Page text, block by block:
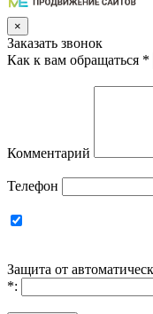
×
Заказать звонок
Как к вам обращаться *
Комментарий
Телефон
Защита от
*: